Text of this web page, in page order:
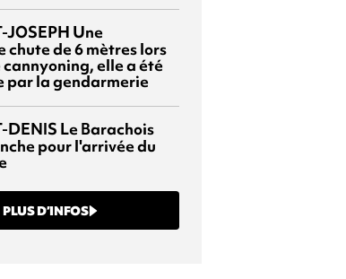
JOSEPH Une
chute de 6 mètres lors
elle a été
par la gendarmerie
DENIS Le Barachois
pour l'arrivée du
PLUS D’INFOS